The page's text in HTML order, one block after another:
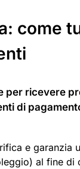
come
per ricevere
di
e garanzia
al fine di